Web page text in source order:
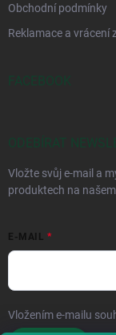
Obchodní podmínky
Reklamace a vrácení
FACEBOOK
ODEBÍRAT
Vložte svůj e-mail a
produktech na
E-MAIL
Vložením e-mailu